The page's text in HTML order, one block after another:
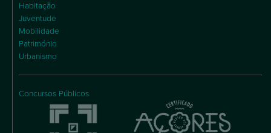
Habitação
Juventude
Mobilidade
Património
Urbanismo
Concursos Públicos